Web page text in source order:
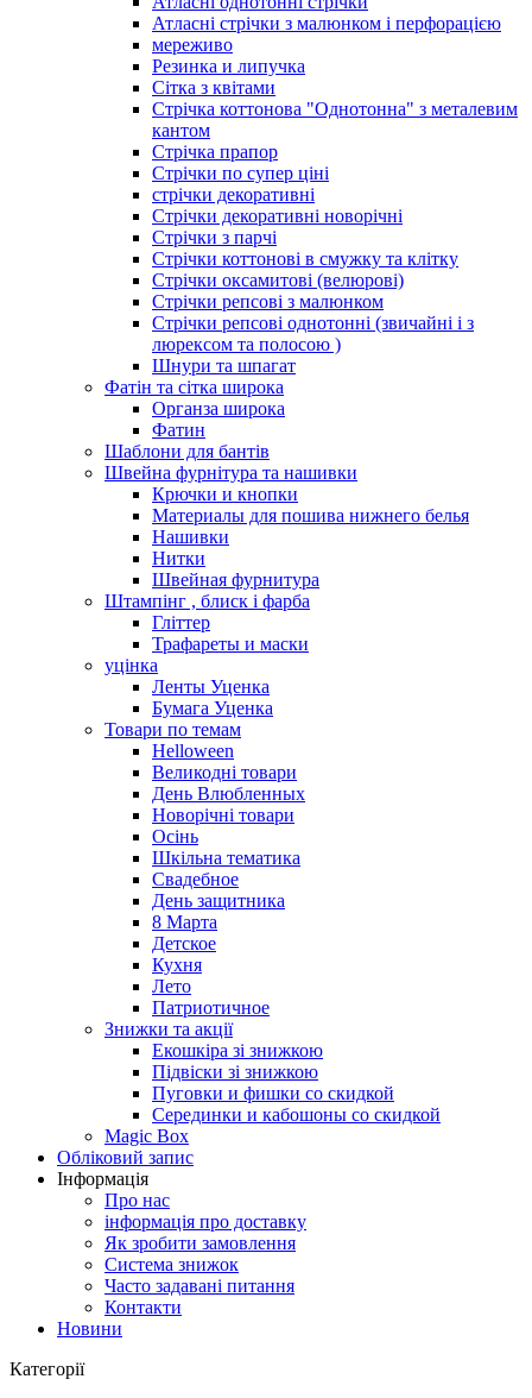
Атласні стрічки з малюнком і перфорацією
мереживо
Резинка и липучка
Сітка з квітами
Стрічка коттонова "Однотонна" з металевим
кантом
Стрічка прапор
Стрічки по супер ціні
стрічки декоративні
Стрічки декоративні новорічні
Стрічки з парчі
Стрічки коттонові в смужку та клітку
Стрічки оксамитові (велюрові)
Стрічки репсові з малюнком
Стрічки репсові однотонні (звичайні і з
люрексом та полосою )
Шнури та шпагат
Фатін та сітка широка
Органза широка
Фатин
Шаблони для бантів
Швейна фурнітура та нашивки
Крючки и кнопки
Материалы для пошива нижнего белья
Нашивки
Нитки
Швейная фурнитура
Штампінг , блиск і фарба
Гліттер
Трафареты и маски
уцінка
Ленты Уценка
Бумага Уценка
Товари по темам
Helloween
Великодні товари
День Влюбленных
Новорічні товари
Осінь
Шкільна тематика
Свадебное
День защитника
8 Марта
Детское
Кухня
Лето
Патриотичное
Знижки та акції
Екошкіра зі знижкою
Підвіски зі знижкою
Пуговки и фишки со скидкой
Серединки и кабошоны со скидкой
Magic Box
Обліковий запис
Інформація
Про нас
інформація про доставку
Як зробити замовлення
Система знижок
Часто задавані питання
Контакти
Новини
Категорії